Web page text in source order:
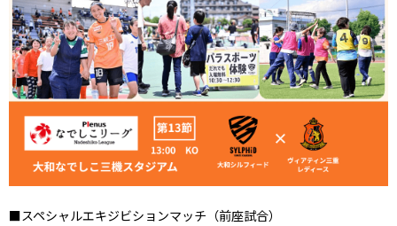
■スペシャルエキジビションマッチ（前座試合）